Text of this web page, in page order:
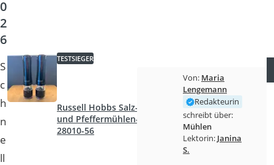
0
2
6
S
c
h
n
e
ll
TESTSIEGER
Russell Hobbs Salz-
und Pfeffermühlen-Set
28010-56
Von: Maria
Lengemann
Redakteurin
schreibt über:
Mühlen
Lektorin: Janina
S.